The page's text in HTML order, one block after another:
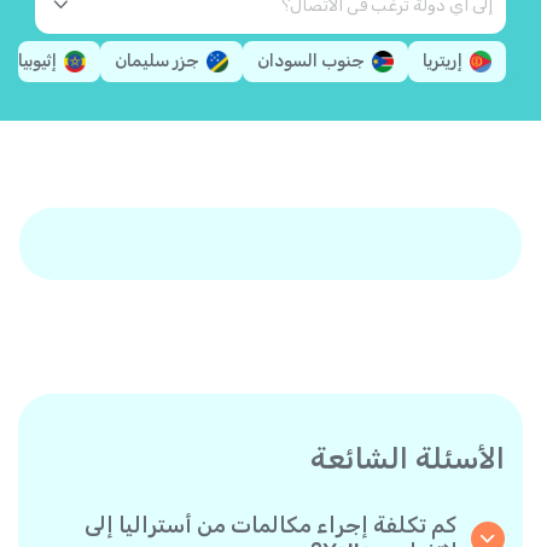
إريتريا جنوب السودان جزر سليمان إثيوبيا
الأسئلة الشائعة
كم تكلفة إجراء مكالمات من أستراليا إلى